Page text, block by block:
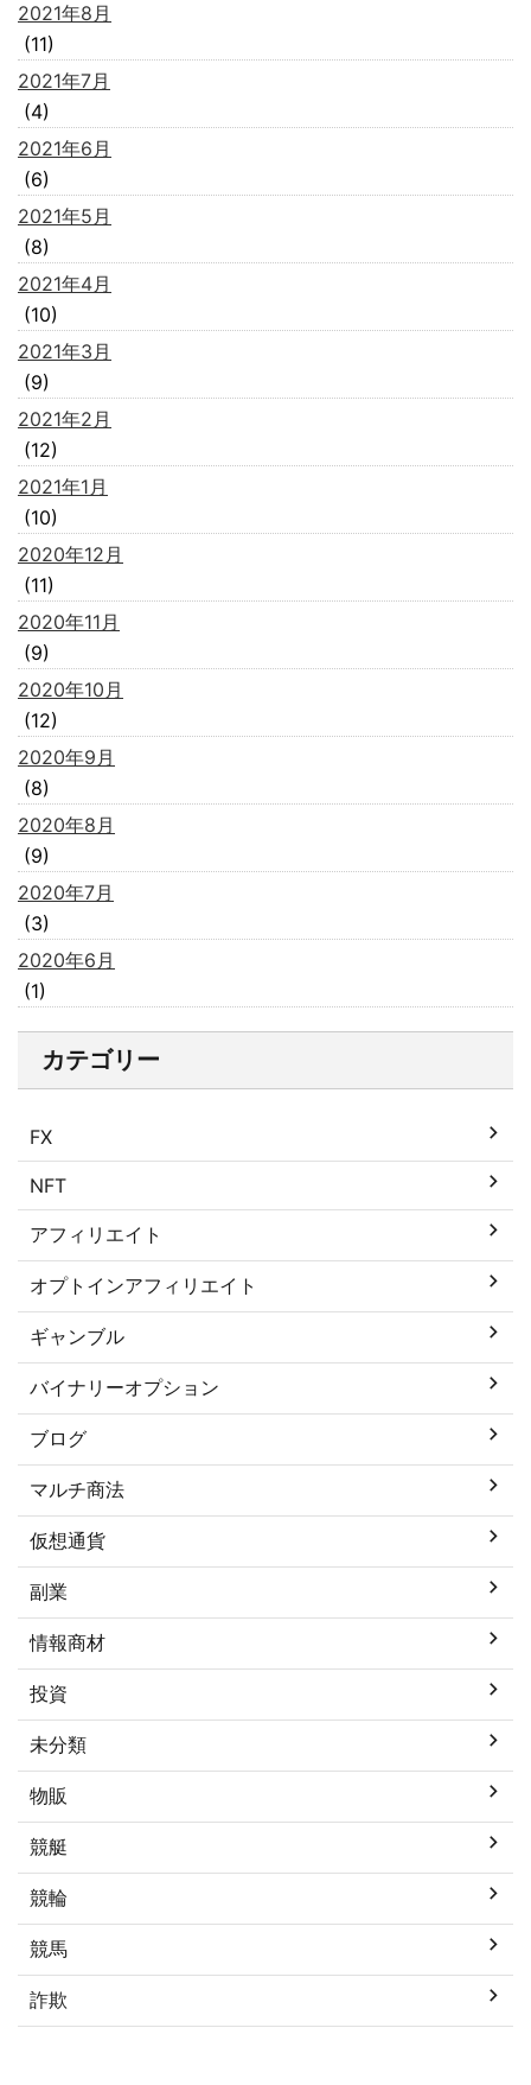
2021年8月
(11)
2021年7月
(4)
2021年6月
(6)
2021年5月
(8)
2021年4月
(10)
2021年3月
(9)
2021年2月
(12)
2021年1月
(10)
2020年12月
(11)
2020年11月
(9)
2020年10月
(12)
2020年9月
(8)
2020年8月
(9)
2020年7月
(3)
2020年6月
(1)
カテゴリー
FX
NFT
アフィリエイト
オプトインアフィリエイト
ギャンブル
バイナリーオプション
ブログ
マルチ商法
仮想通貨
副業
情報商材
投資
未分類
物販
競艇
競輪
競馬
詐欺